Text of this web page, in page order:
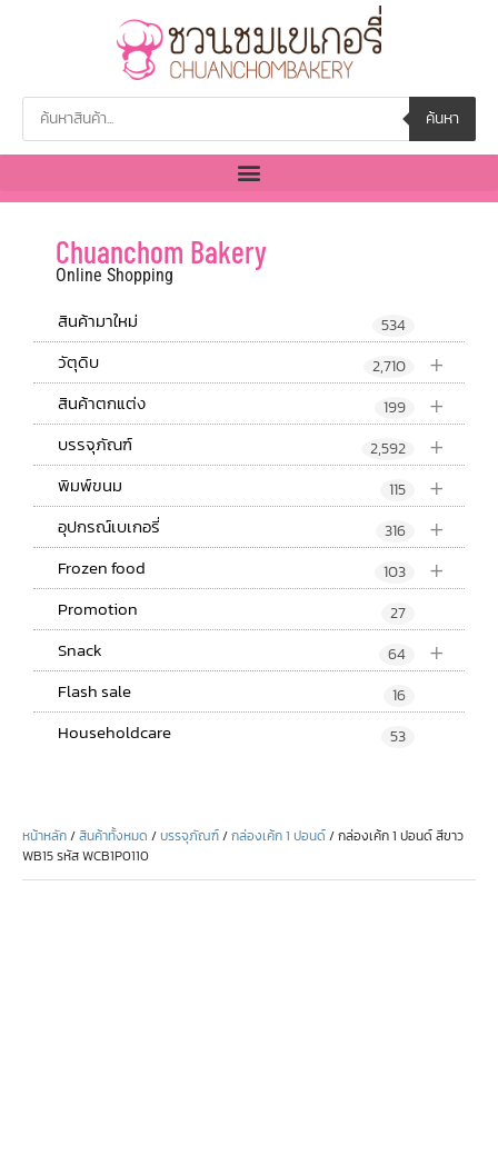
ค้นหา
Chuanchom Bakery
Online Shopping
สินค้ามาใหม่ 534
+
วัตุดิบ 2,710
+
สินค้าตกแต่ง 199
+
บรรจุภัณฑ์ 2,592
+
พิมพ์ขนม 115
+
อุปกรณ์เบเกอรี่ 316
+
Frozen food 103
Promotion 27
+
Snack 64
Flash sale 16
Householdcare 53
หน้าหลัก/สินค้าทั้งหมด /บรรจุภัณฑ์/กล่องเค้ก 1 ปอนด์/ กล่องเค้ก 1 ปอนด์ สีขาว
WB15 รหัส WCB1P0110